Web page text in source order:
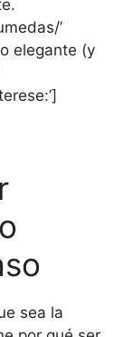
’
elegante (y
sea la